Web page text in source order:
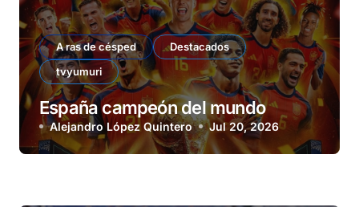
A ras de césped
Destacados
tvyumuri
España campeón del mundo
Alejandro López Quintero Jul 20, 2026